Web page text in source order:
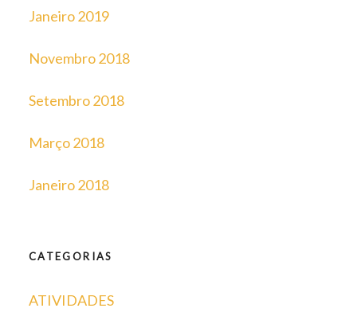
Janeiro 2019
Novembro 2018
Setembro 2018
Março 2018
Janeiro 2018
CATEGORIAS
ATIVIDADES